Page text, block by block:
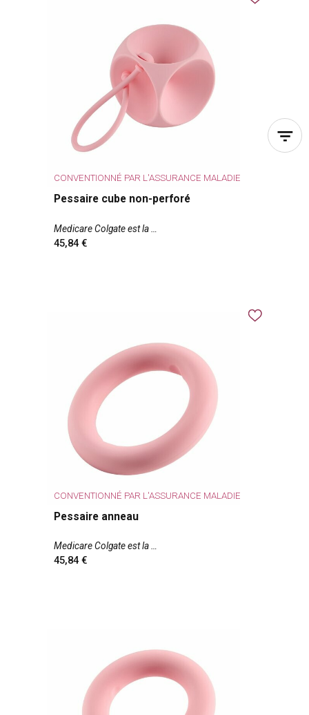
CONVENTIONNÉ PAR L'ASSURANCE MALADIE
Pessaire cube non-perforé
Medicare Colgate est la
45,84
CONVENTIONNÉ PAR L'ASSURANCE MALADIE
Pessaire anneau
Medicare Colgate est la
45,84